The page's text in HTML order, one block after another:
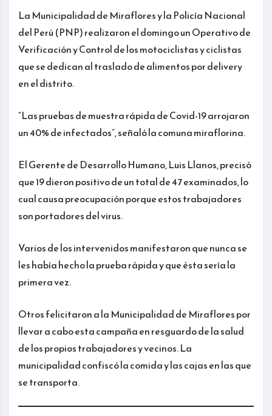
La Municipalidad de Miraflores y la Policía Nacional
del Perú (PNP) realizaron el domingo un Operativo de
Verificación y Control de los motociclistas y ciclistas
que se dedican al traslado de alimentos por delivery
en el distrito.
“Las pruebas de muestra rápida de Covid-19 arrojaron
un 40% de infectados”, señaló la comuna miraflorina.
El Gerente de Desarrollo Humano, Luis Llanos, precisó
que 19 dieron positivo de un total de 47 examinados, lo
cual causa preocupación porque estos trabajadores
son portadores del virus.
Varios de los intervenidos manifestaron que nunca se
les había hecho la prueba rápida y que ésta sería la
primera vez.
Otros felicitaron a la Municipalidad de Miraflores por
llevar a cabo esta campaña en resguardo de la salud
de los propios trabajadores y vecinos. La
municipalidad confiscó la comida y las cajas en las que
se transporta.